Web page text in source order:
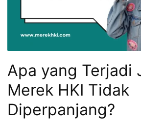
Apa yang Terjadi
Merek HKI Tidak
Diperpanjang?